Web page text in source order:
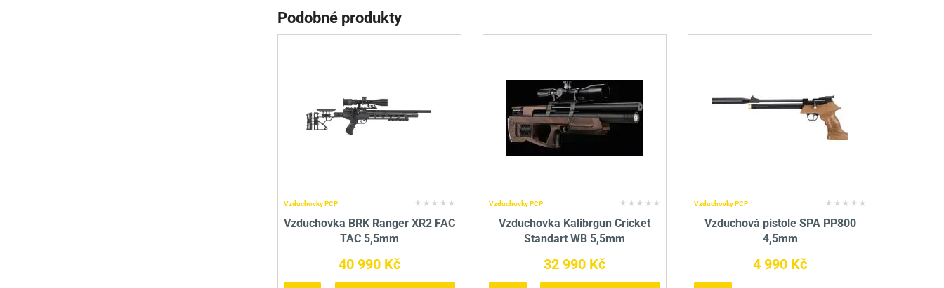
Podobné produkty
Vzduchovky PCP
Vzduchovka BRK Ranger XR2 FAC
TAC 5,5mm
40 990 Kč
Vzduchovky PCP
Vzduchovka Kalibrgun Cricket
Standart WB 5,5mm
32 990 Kč
Vzduchovky PCP
Vzduchová pistole SPA PP800
4,5mm
4 990 Kč